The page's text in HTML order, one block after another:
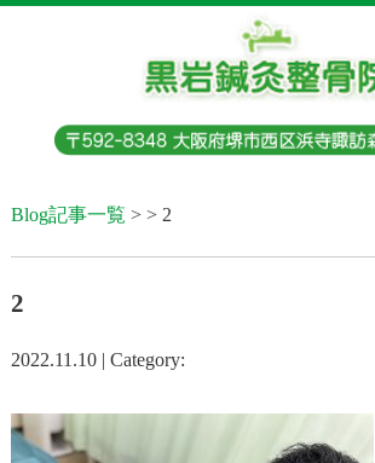
Blog記事一覧 > > 2
2
2022.11.10 | Category: